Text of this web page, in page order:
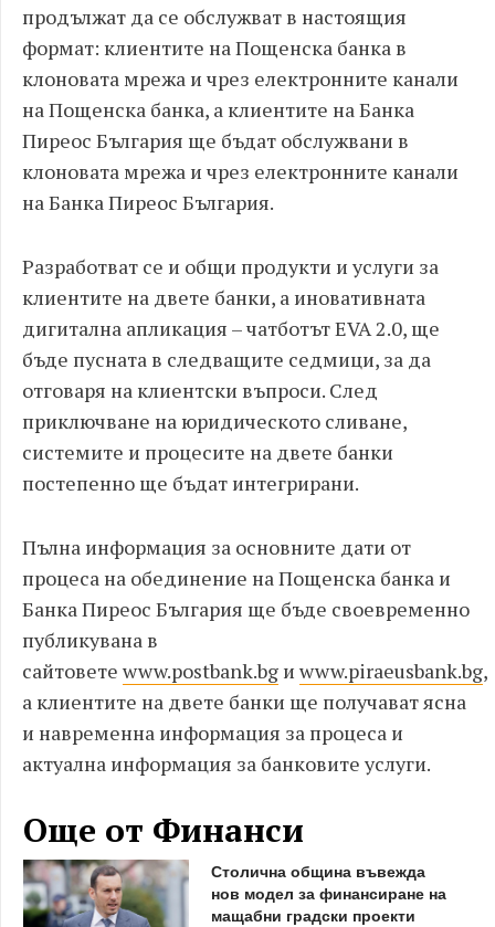
продължат да се обслужват в настоящия
формат: клиентите на Пощенска банка в
клоновата мрежа и чрез електронните канали
на Пощенска банка, а клиентите на Банка
Пиреос България ще бъдат обслужвани в
клоновата мрежа и чрез електронните канали
на Банка Пиреос България.
Разработват се и общи продукти и услуги за
клиентите на двете банки, а иновативната
дигитална апликация – чатботът ЕVA 2.0, ще
бъде пусната в следващите седмици, за да
отговаря на клиентски въпроси. След
приключване на юридическото сливане,
системите и процесите на двете банки
постепенно ще бъдат интегрирани.
Пълна информация за основните дати от
процеса на обединение на Пощенска банка и
Банка Пиреос България ще бъде своевременно
публикувана в
сайтовете www.postbank.bg и www.piraeusbank.bg,
а клиентите на двете банки ще получават ясна
и навременна информация за процеса и
актуална информация за банковите услуги.
Още от Финанси
Столична община въвежда
нов модел за финансиране на
мащабни градски проекти